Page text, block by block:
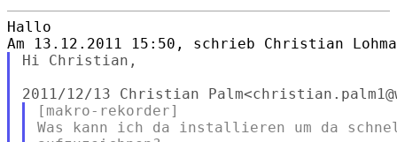
Hallo
Hi Christian,
[makro-rekorder]
Was kann ich da installieren um da